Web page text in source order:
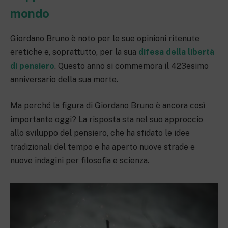
mondo
Giordano Bruno è noto per le sue opinioni ritenute
eretiche e, soprattutto, per la sua difesa della libertà
di pensiero. Questo anno si commemora il 423esimo
anniversario della sua morte.
Ma perché la figura di Giordano Bruno è ancora così
importante oggi? La risposta sta nel suo approccio
allo sviluppo del pensiero, che ha sfidato le idee
tradizionali del tempo e ha aperto nuove strade e
nuove indagini per filosofia e scienza.